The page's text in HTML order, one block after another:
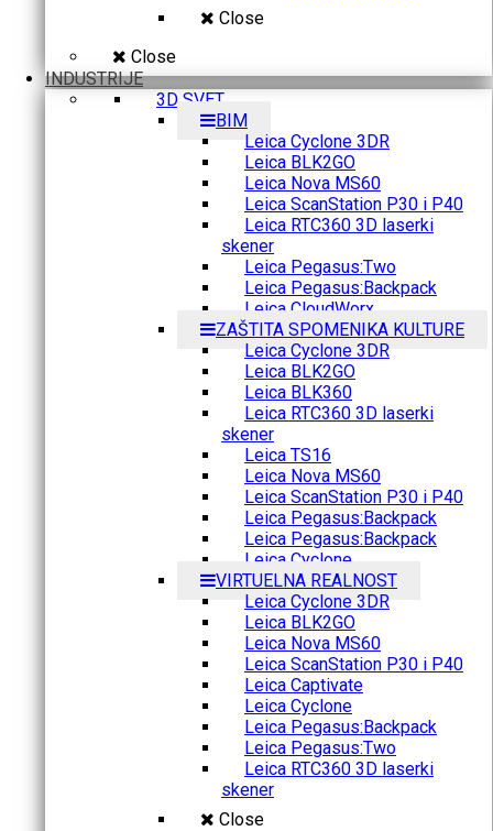
Close
Close
INDUSTRIJE
3D SVET
BIM
Leica Cyclone 3DR
Leica BLK2GO
Leica Nova MS60
Leica ScanStation P30 i P40
Leica RTC360 3D laserki
skener
Leica Pegasus:Two
Leica Pegasus:Backpack
Leica CloudWorx
ZAŠTITA SPOMENIKA KULTURE
Leica Cyclone 3DR
Leica BLK2GO
Leica BLK360
Leica RTC360 3D laserki
skener
Leica TS16
Leica Nova MS60
Leica ScanStation P30 i P40
Leica Pegasus:Backpack
Leica Pegasus:Backpack
Leica Cyclone
VIRTUELNA REALNOST
Leica Cyclone 3DR
Leica BLK2GO
Leica Nova MS60
Leica ScanStation P30 i P40
Leica Captivate
Leica Cyclone
Leica Pegasus:Backpack
Leica Pegasus:Two
Leica RTC360 3D laserki
skener
Close